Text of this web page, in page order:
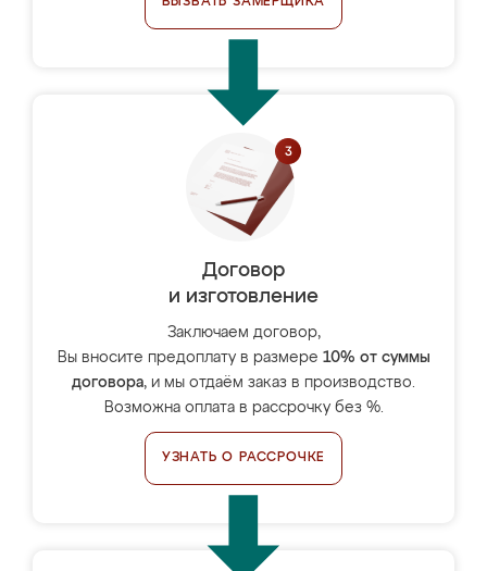
Договор
и изготовление
Заключаем договор,
Вы вносите предоплату в размере 10% от суммы
договора, и мы отдаём заказ в производство.
Возможна оплата в рассрочку без %.
УЗНАТЬ О РАССРОЧКЕ